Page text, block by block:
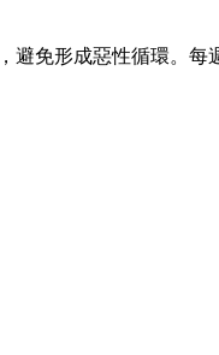
形成惡性循環。每